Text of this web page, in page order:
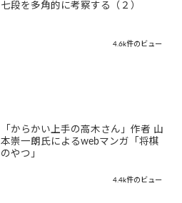
七段を多角的に考察する（２）
4.6k件のビュー
「からかい上手の高木さん」作者 山
本崇一朗氏によるwebマンガ「将棋
のやつ」
4.4k件のビュー